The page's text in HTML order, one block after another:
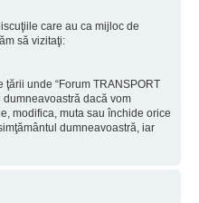
care au ca mijloc de
să vizitaţi:
unde “Forum TRANSPORT
dacă vom
modifica, muta sau închide orice
dumneavoastră, iar